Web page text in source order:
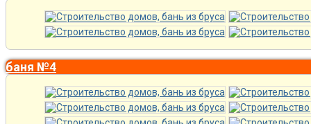
баня №4